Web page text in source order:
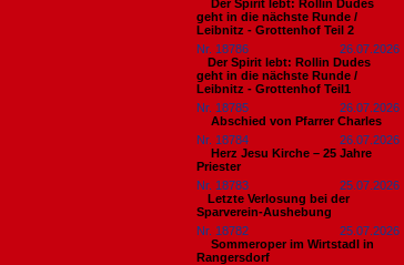
Der Spirit lebt: Rollin Dudes
geht in die nächste Runde /
Leibnitz - Grottenhof Teil 2
Nr. 18786
26.07.2026
​Der Spirit lebt: Rollin Dudes
geht in die nächste Runde /
Leibnitz - Grottenhof Teil1
Nr. 18785
26.07.2026
Abschied von Pfarrer Charles
Nr. 18784
26.07.2026
Herz Jesu Kirche – 25 Jahre
Priester
Nr. 18783
25.07.2026
​Letzte Verlosung bei der
Sparverein-Aushebung
Nr. 18782
25.07.2026
Sommeroper im Wirtstadl in
Rangersdorf